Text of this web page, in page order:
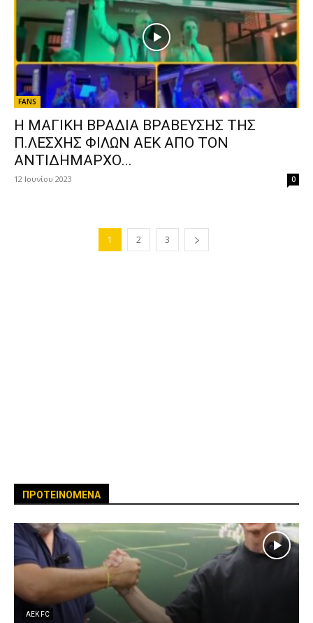
FANS
Η ΜΑΓΙΚΗ ΒΡΑΔΙΑ ΒΡΑΒΕΥΣΗΣ ΤΗΣ
Π.ΛΕΣΧΗΣ ΦΙΛΩΝ ΑΕΚ ΑΠΟ ΤΟΝ
ΑΝΤΙΔΗΜΑΡΧΟ...
12 Ιουνίου 2023 0
1 2 3
ΠΡΟΤΕΙΝΟΜΕΝΑ
AEK FC